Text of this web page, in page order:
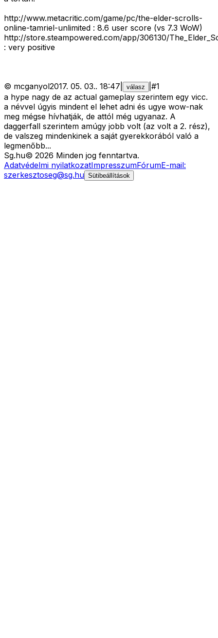
http://www.metacritic.com/game/pc/the-elder-scrolls-
online-tamriel-unlimited : 8.6 user score (vs 7.3 WoW)
http://store.steampowered.com/app/306130/
: very positive
© mcganyol2017. 05. 03.. 18:47 válasz #1
a hype nagy de az actual gameplay szerintem egy vicc.
a névvel úgyis mindent el lehet adni és ugye wow-nak
meg mégse hívhatják, de attól még ugyanaz. A
daggerfall szerintem amúgy jobb volt (az volt a 2. rész),
de valszeg mindenkinek a saját gyerekkorából való a
legmenőbb...
Sg.hu© 2026 Minden jog fenntartva.
Adatvédelmi nyilatkozatImpresszumFórumE-mail:
szerkesztoseg@sg.hu Sütibeállítások